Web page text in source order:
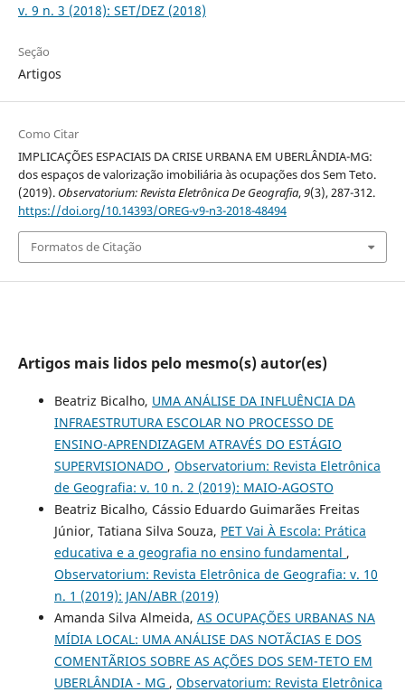
v. 9 n. 3 (2018): SET/DEZ (2018)
Seção
Artigos
Como Citar
IMPLICAÇÕES ESPACIAIS DA CRISE URBANA EM UBERLÂNDIA-MG:
dos espaços de valorização imobiliária às ocupações dos Sem Teto.
(2019). Observatorium: Revista Eletrônica De Geografia,9(3), 287-312.
https://doi.org/10.14393/OREG-v9-n3-2018-48494
Formatos de Citação
Artigos mais lidos pelo mesmo(s) autor(es)
Beatriz Bicalho, UMA ANÁLISE DA INFLUÊNCIA DA
INFRAESTRUTURA ESCOLAR NO PROCESSO DE
ENSINO-APRENDIZAGEM ATRAVÉS DO ESTÁGIO
SUPERVISIONADO , Observatorium: Revista Eletrônica
de Geografia: v. 10 n. 2 (2019): MAIO-AGOSTO
Beatriz Bicalho, Cássio Eduardo Guimarães Freitas
Júnior, Tatiana Silva Souza, PET Vai À Escola: Prática
educativa e a geografia no ensino fundamental ,
Observatorium: Revista Eletrônica de Geografia: v. 10
n. 1 (2019): JAN/ABR (2019)
Amanda Silva Almeida, AS OCUPAÇÕES URBANAS NA
MÍDIA LOCAL: UMA ANÁLISE DAS NOTÃCIAS E DOS
COMENTÃRIOS SOBRE AS AÇÕES DOS SEM-TETO EM
UBERLÂNDIA - MG , Observatorium: Revista Eletrônica